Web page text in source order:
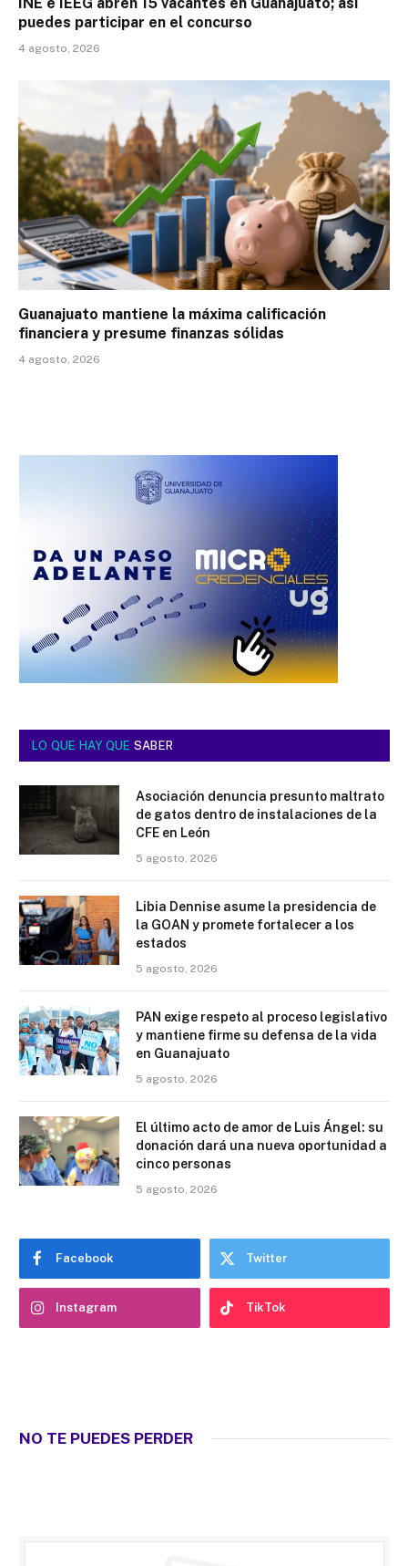
puedes participar en el concurso
4 agosto, 2026
Guanajuato mantiene la máxima calificación
financiera y presume finanzas sólidas
4 agosto, 2026
LO QUE HAY QUE SABER
Asociación denuncia presunto maltrato
de gatos dentro de instalaciones de la
CFE en León
5 agosto, 2026
Libia Dennise asume la presidencia de
la GOAN y promete fortalecer a los
estados
5 agosto, 2026
PAN exige respeto al proceso legislativo
y mantiene firme su defensa de la vida
en Guanajuato
5 agosto, 2026
El último acto de amor de Luis Ángel: su
donación dará una nueva oportunidad a
cinco personas
5 agosto, 2026
Facebook Twitter
Instagram TikTok
NO TE PUEDES PERDER